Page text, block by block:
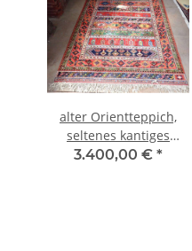
alter Orientteppich,
seltenes kantiges
Design 324 x 201 cm, ca
3.400,00 € *